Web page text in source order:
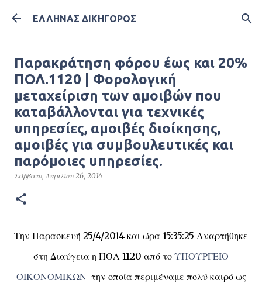
Μετάβαση στο κύριο περιεχόμενο
ΕΛΛΗΝΑΣ ΔΙΚΗΓΟΡΟΣ
Παρακράτηση φόρου έως και 20%
ΠΟΛ.1120 | Φορολογική
μεταχείριση των αμοιβών που
καταβάλλονται για τεχνικές
υπηρεσίες, αμοιβές διοίκησης,
αμοιβές για συμβουλευτικές και
παρόμοιες υπηρεσίες.
Σάββατο, Απριλίου 26, 2014
Την Παρασκευή 25/4/2014 και ώρα 15:35:25 Αναρτήθηκε
στη Διαύγεια η ΠΟΛ 1120 από το ΥΠΟΥΡΓΕΙΟ
ΟΙΚΟΝΟΜΙΚΩΝ την οποία περιμέναμε πολύ καιρό ως